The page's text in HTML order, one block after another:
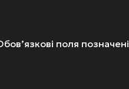
поля позначені